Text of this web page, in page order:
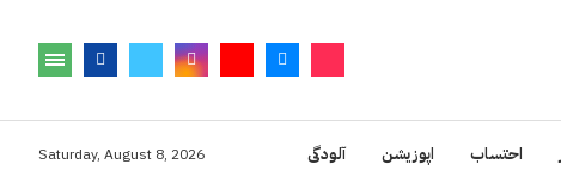
Saturday, August 8, 2026 آلودگی اپوزیشن احتساب